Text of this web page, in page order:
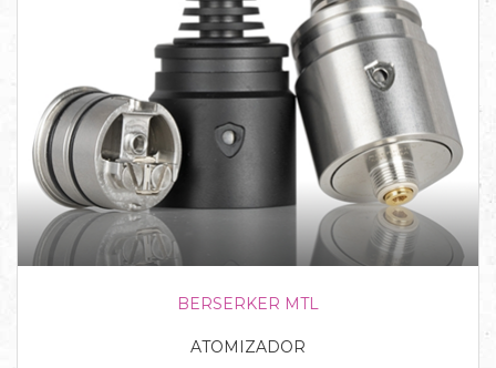
BERSERKER MTL
ATOMIZADOR